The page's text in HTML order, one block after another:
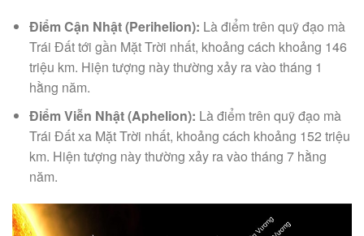
Điểm Cận Nhật (Perihelion): Là điểm trên quỹ đạo mà
Trái Đất tới gần Mặt Trời nhất, khoảng cách khoảng 146
triệu km. Hiện tượng này thường xảy ra vào tháng 1
hằng năm.
Điểm Viễn Nhật (Aphelion): Là điểm trên quỹ đạo mà
Trái Đất xa Mặt Trời nhất, khoảng cách khoảng 152 triệu
km. Hiện tượng này thường xảy ra vào tháng 7 hằng
năm.